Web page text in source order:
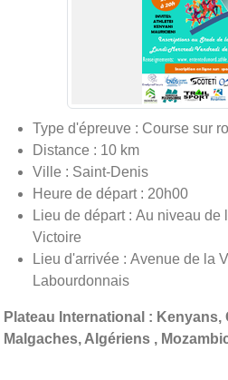
Type d'épreuve : Course sur
Distance : 10 km
Ville : Saint-Denis
Heure de départ : 20h00
Lieu de départ : Au niveau
Victoire
Lieu d'arrivée : Avenue de la
Labourdonnais
Plateau International :
Malgaches, Algériens ,